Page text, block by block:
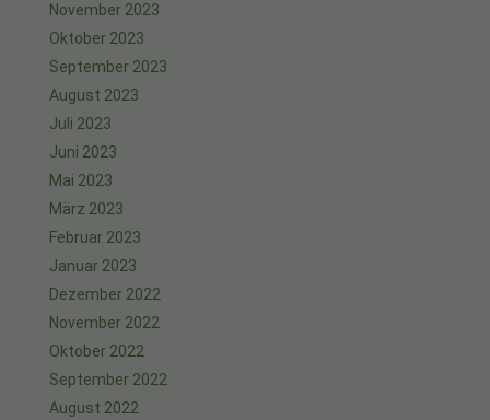
November 2023
Oktober 2023
September 2023
August 2023
Juli 2023
Juni 2023
Mai 2023
März 2023
Februar 2023
Januar 2023
Dezember 2022
November 2022
Oktober 2022
September 2022
August 2022